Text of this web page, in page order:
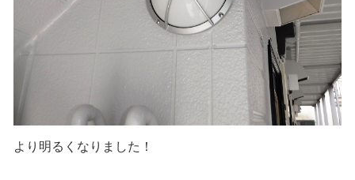
より明るくなりました！